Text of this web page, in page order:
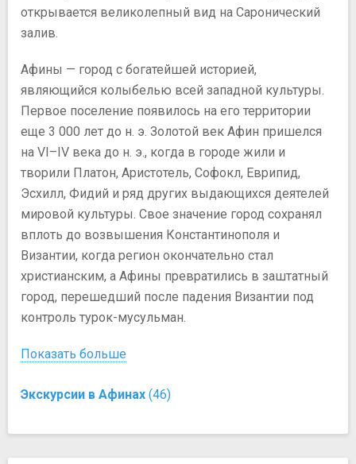
открывается великолепный вид на Саронический
залив.
Афины — город с богатейшей историей,
являющийся колыбелью всей западной культуры.
Первое поселение появилось на его территории
еще 3 000 лет до н. э. Золотой век Афин пришелся
на VI–IV века до н. э., когда в городе жили и
творили Платон, Аристотель, Софокл, Еврипид,
Эсхилл, Фидий и ряд других выдающихся деятелей
мировой культуры. Свое значение город сохранял
вплоть до возвышения Константинополя и
Византии, когда регион окончательно стал
христианским, а Афины превратились в заштатный
город, перешедший после падения Византии под
контроль турок-мусульман.
Показать больше
Экскурсии в Афинах (46)